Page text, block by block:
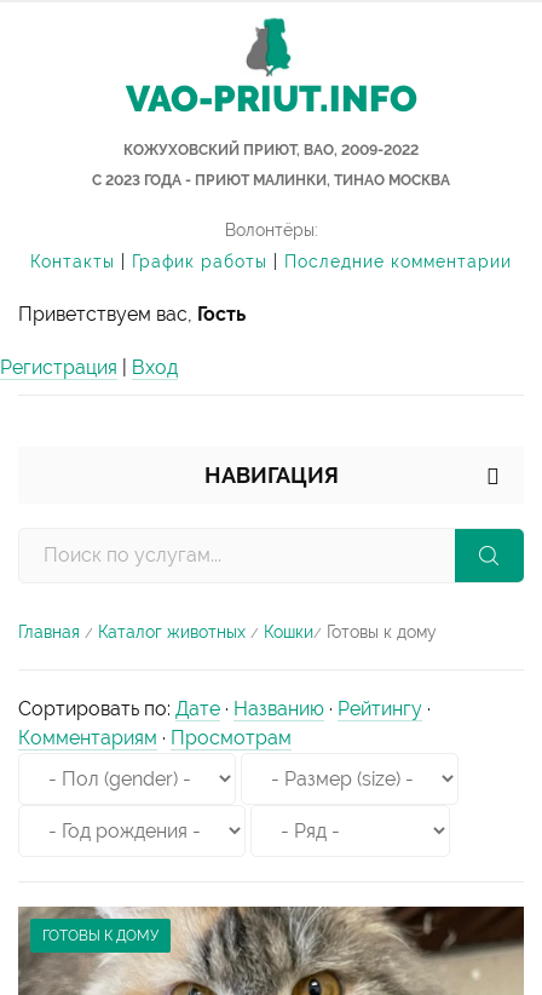
VAO-PRIUT.INFO
КОЖУХОВСКИЙ ПРИЮТ, ВАО, 2009-2022
С 2023 ГОДА - ПРИЮТ МАЛИНКИ, ТИНАО МОСКВА
Волонтёры:
Контакты
График работы Последние комментарии
Приветствуем вас, Гость
Регистрация Вход
НАВИГАЦИЯ
Главная / Каталог животных / Кошки/ Готовы к дому
Сортировать по: Дате · Названию · Рейтингу ·
Комментариям · Просмотрам
ГОТОВЫ К ДОМУ